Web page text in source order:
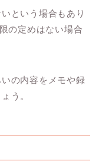
という場合もあり
の定めはない場合
の内容をメモや録
う。